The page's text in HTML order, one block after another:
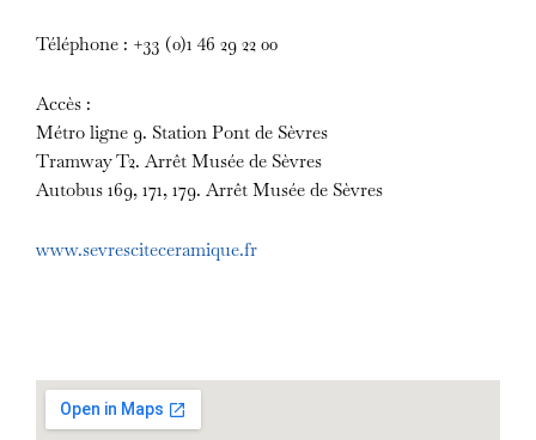
Téléphone : +33 (0)1 46 29 22 00
Accès :
Métro ligne 9. Station Pont de Sèvres
Tramway T2. Arrêt Musée de Sèvres
Autobus 169, 171, 179. Arrêt Musée de Sèvres
www.sevresciteceramique.fr